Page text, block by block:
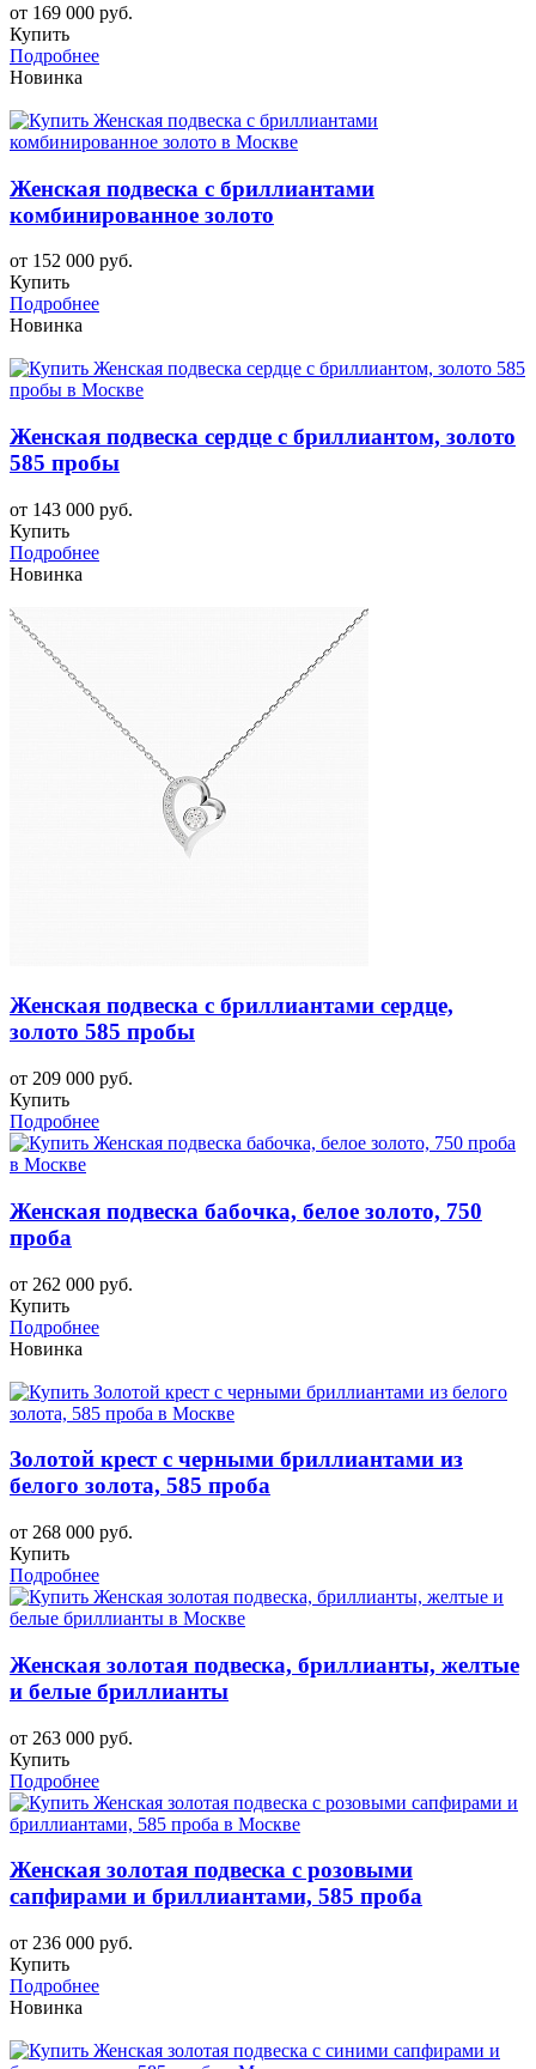
от 169 000 руб.
Купить
Подробнее
Новинка
Женская подвеска с бриллиантами
комбинированное золото
от 152 000 руб.
Купить
Подробнее
Новинка
Женская подвеска сердце с бриллиантом, золото
585 пробы
от 143 000 руб.
Купить
Подробнее
Новинка
Женская подвеска с бриллиантами сердце,
золото 585 пробы
от 209 000 руб.
Купить
Подробнее
Женская подвеска бабочка, белое золото, 750
проба
от 262 000 руб.
Купить
Подробнее
Новинка
Золотой крест с черными бриллиантами из
белого золота, 585 проба
от 268 000 руб.
Купить
Подробнее
Женская золотая подвеска, бриллианты, желтые
и белые бриллианты
от 263 000 руб.
Купить
Подробнее
Женская золотая подвеска с розовыми
сапфирами и бриллиантами, 585 проба
от 236 000 руб.
Купить
Подробнее
Новинка